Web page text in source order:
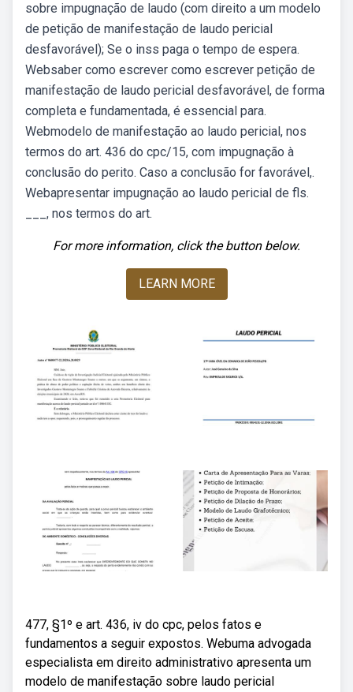
sobre impugnação de laudo (com direito a um modelo
de petição de manifestação de laudo pericial
desfavorável); Se o inss paga o tempo de espera.
Websaber como escrever como escrever petição de
manifestação de laudo pericial desfavorável, de forma
completa e fundamentada, é essencial para.
Webmodelo de manifestação ao laudo pericial, nos
termos do art. 436 do cpc/15, com impugnação à
conclusão do perito. Caso a conclusão for favorável,.
Webapresentar impugnação ao laudo pericial de fls.
___, nos termos do art.
For more information, click the button below.
LEARN MORE
477, §1º e art. 436, iv do cpc, pelos fatos e
fundamentos a seguir expostos. Webuma advogada
especialista em direito administrativo apresenta um
modelo de manifestação sobre laudo pericial